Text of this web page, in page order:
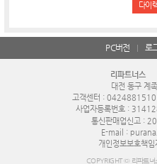
다이
PC버전 로
리파트너스
대전 동구 계
고객센터 : 0424881510
사업자등록번호 :
통신판매업신고 :
E-mail :
개인정보보호책
COPYRIGHT © 리파트너